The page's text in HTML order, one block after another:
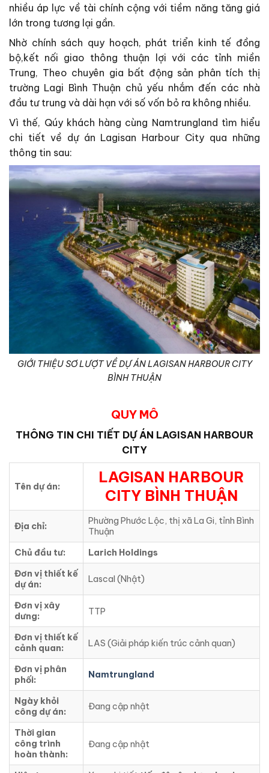
nhiều áp lực về tài chính cộng với tiềm năng tăng giá
lớn trong tương lại gần.
Nhờ chính sách quy hoạch, phát triển kinh tế đồng
bộ,kết nối giao thông thuận lợi với các tỉnh miền
Trung, Theo chuyên gia bất động sản phân tích thị
trường Lagi Bình Thuận chủ yếu nhắm đến các nhà
đầu tư trung và dài hạn với số vốn bỏ ra không nhiều.
Vì thế, Qúy khách hàng cùng Namtrungland tìm hiểu
chi tiết về dự án Lagisan Harbour City qua những
thông tin sau:
GIỚI THIỆU SƠ LƯỢT VỀ DỰ ÁN LAGISAN HARBOUR CITY
BÌNH THUẬN
QUY MÔ
THÔNG TIN CHI TIẾT DỰ ÁN LAGISAN HARBOUR
CITY
Tên dự án:
LAGISAN HARBOUR
CITY BÌNH THUẬN
Địa chỉ:
Phường Phước Lộc, thị xã La Gi, tỉnh Bình
Thuận
Chủ đầu tư:
Larich Holdings
Đơn vị thiết kế
dự án:
Lascal (Nhật)
Đơn vị xây
dưng:
TTP
Đơn vị thiết kế
cảnh quan:
LAS (Giải pháp kiến ​​trúc cảnh quan)
Đơn vị phân
phối:
Namtrungland
Ngày khỏi
công dự án:
Đang cập nhật
Thời gian
công trình
hoàn thành:
Đang cập nhật